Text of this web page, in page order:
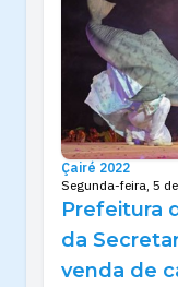
Çairé 2022
Segunda-feira, 5
Prefeitura
da
venda de